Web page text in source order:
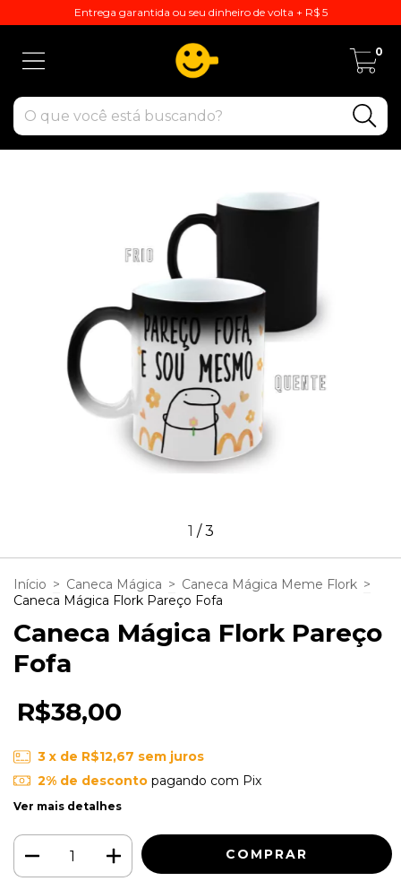
Entrega garantida ou seu dinheiro de volta + R$ 5
0
1 /3
Início > Caneca Mágica > Caneca Mágica Meme Flork >
Caneca Mágica Flork Pareço Fofa
Caneca Mágica Flork Pareço
Fofa
R$38,00
3 x de R$12,67 sem juros
2% de descontopagando com Pix
Ver mais detalhes